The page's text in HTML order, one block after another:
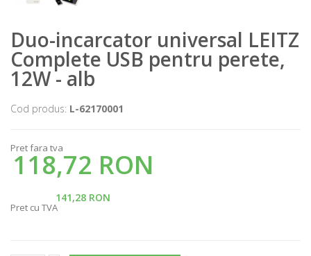
Duo-incarcator universal LEITZ
Complete USB pentru perete,
12W - alb
Cod produs: L-62170001
Pret fara tva
118,72 RON
141,28 RON
Pret cu TVA